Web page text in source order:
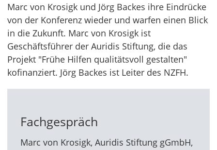
Marc von Krosigk und Jörg Backes ihre Eindrücke
von der Konferenz wieder und warfen einen Blick
in die Zukunft. Marc von Krosigk ist
Geschäftsführer der Auridis Stiftung, die das
Projekt "Frühe Hilfen qualitätsvoll gestalten"
kofinanziert. Jörg Backes ist Leiter des NZFH.
Fachgespräch
Marc von Krosigk, Auridis Stiftung gGmbH,